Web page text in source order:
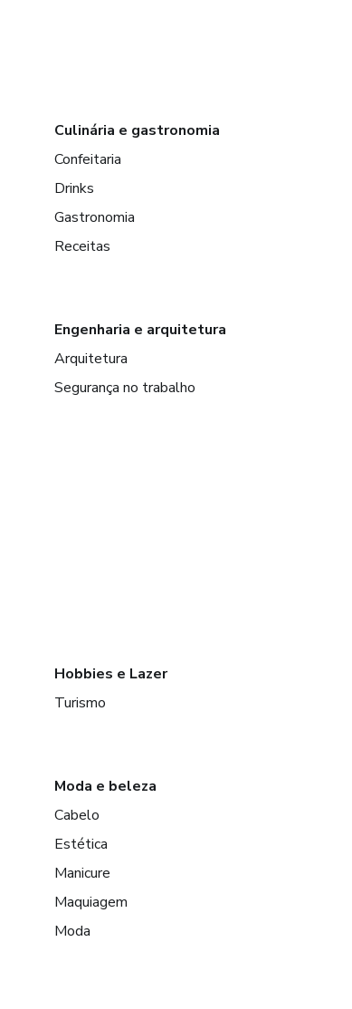
Culinária e gastronomia
Confeitaria
Drinks
Gastronomia
Receitas
Engenharia e arquitetura
Arquitetura
Segurança no trabalho
Hobbies e Lazer
Turismo
Moda e beleza
Cabelo
Estética
Manicure
Maquiagem
Moda